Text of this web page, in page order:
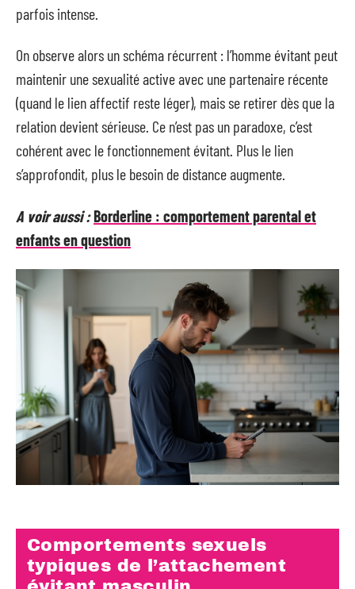
parfois intense.
On observe alors un schéma récurrent : l’homme évitant peut
maintenir une sexualité active avec une partenaire récente
(quand le lien affectif reste léger), mais se retirer dès que la
relation devient sérieuse. Ce n’est pas un paradoxe, c’est
cohérent avec le fonctionnement évitant. Plus le lien
s’approfondit, plus le besoin de distance augmente.
A voir aussi :Borderline : comportement parental et
enfants en question
Comportements sexuels
typiques de l’attachement